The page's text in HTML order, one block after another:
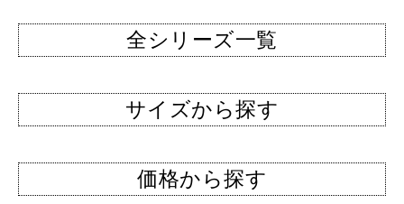
全シリーズ一覧
サイズから探す
価格から探す